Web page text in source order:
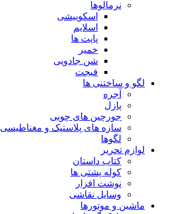
نرمالوها
اسکوییشی
اسلایم
پاپت ها
خمیر
شن جادویی
فیجت
لگو و ساختنی ها
آجره
پازل
جورچین های چوبی
سازه های پلاستیک و مغناطیسی
لگوها
لوازم تحریر
کتاب داستان
کوله پشتی ها
نوشت افزار
وسایل نقاشی
ماشین و موتورها